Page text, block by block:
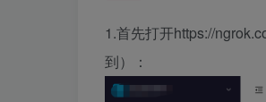
1.首先打开https://
到）：